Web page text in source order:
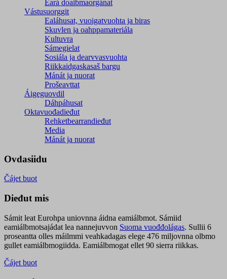
Eará doaibmaorgánat
Vástusuorggit
Ealáhusat, vuoigatvuohta ja biras
Skuvlen ja oahppamateriála
Kultuvra
Sámegielat
Sosiála ja dearvvasvuohta
Riikkaidgaskasaš bargu
Mánát ja nuorat
Prošeavttat
Áigeguovdil
Dáhpáhusat
Oktavuođadieđut
Rehketbearrandieđut
Media
Mánát ja nuorat
Ovdasiidu
Čájet buot
Dieđut mis
Sámit leat Eurohpa uniovnna áidna eamiálbmot. Sámiid
eamiálbmotsajádat lea nannejuvvon Suoma vuođđolágas. Sullii 6
proseantta olles máilmmi veahkadagas elege 476 miljovnna olbmo
gullet eamiálbmogiidda. Eamiálbmogat ellet 90 sierra riikkas.
Čájet buot